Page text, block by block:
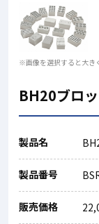
※画像を選択すると大き
BH20ブロ
製品名
製品番号
販売価格